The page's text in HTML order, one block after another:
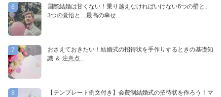
6
国際結婚は甘くない！乗り越えなければいけない6つの壁と、
3つの覚悟と…最高の幸せ...
7
おさえておきたい！結婚式の招待状を手作りするときの基礎知
識 ＆ 注意点...
8
【テンプレート例文付き】会費制結婚式の招待状を作ろう！マ